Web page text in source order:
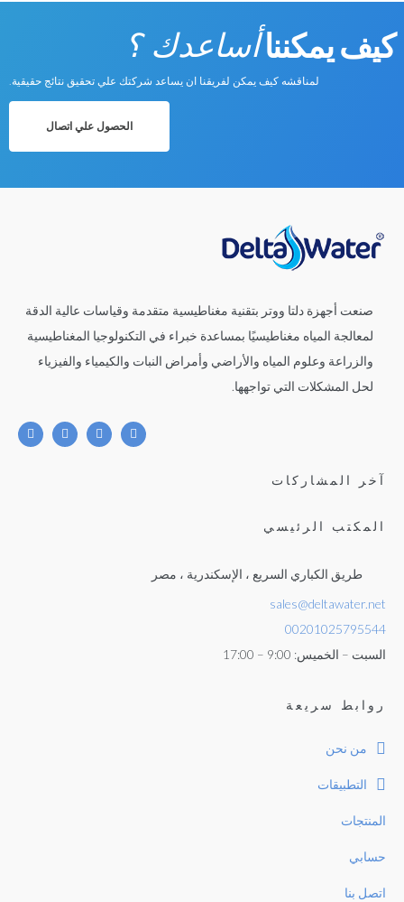
كيف يمكنناأساعدك ؟
لمناقشه كيف يمكن لفريقنا ان يساعد شركتك علي تحقيق نتائج حقيقية.
الحصول علي اتصال
صنعت أجهزة دلتا ووتر بتقنية مغناطيسية متقدمة وقياسات عالية الدقة
لمعالجة المياه مغناطيسيًا بمساعدة خبراء في التكنولوجيا المغناطيسية
والزراعة وعلوم المياه والأراضي وأمراض النبات والكيمياء والفيزياء
لحل المشكلات التي تواجهها.
آخر المشاركات
المكتب الرئيسي
طريق الكباري السريع ، الإسكندرية ، مصر
sales@deltawater.net
00201025795544
السبت – الخميس: 9:00 – 17:00
روابط سريعة
من نحن
التطبيقات
المنتجات
حسابي
اتصل بنا
Login
or use your login data
Remember Me
Lost your password?
or Sign Up